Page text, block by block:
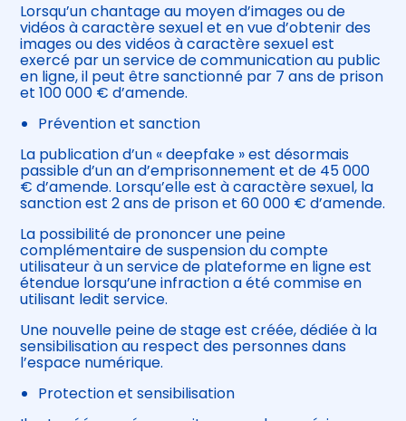
Lorsqu’un chantage au moyen d’images ou de
vidéos à caractère sexuel et en vue d’obtenir des
images ou des vidéos à caractère sexuel est
exercé par un service de communication au public
en ligne, il peut être sanctionné par 7 ans de prison
et 100 000 € d’amende.
Prévention et sanction
La publication d’un « deepfake » est désormais
passible d’un an d’emprisonnement et de 45 000
€ d’amende. Lorsqu’elle est à caractère sexuel, la
sanction est 2 ans de prison et 60 000 € d’amende.
La possibilité de prononcer une peine
complémentaire de suspension du compte
utilisateur à un service de plateforme en ligne est
étendue lorsqu’une infraction a été commise en
utilisant ledit service.
Une nouvelle peine de stage est créée, dédiée à la
sensibilisation au respect des personnes dans
l’espace numérique.
Protection et sensibilisation